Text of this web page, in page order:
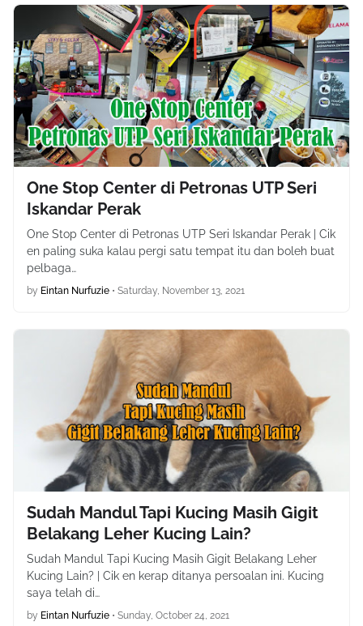
One Stop Center di Petronas UTP Seri
Iskandar Perak
One Stop Center di Petronas UTP Seri Iskandar Perak | Cik
en paling suka kalau pergi satu tempat itu dan boleh buat
pelbaga…
by Eintan Nurfuzie • Saturday, November 13, 2021
Sudah Mandul Tapi Kucing Masih Gigit
Belakang Leher Kucing Lain?
Sudah Mandul Tapi Kucing Masih Gigit Belakang Leher
Kucing Lain? | Cik en kerap ditanya persoalan ini. Kucing
saya telah di…
by Eintan Nurfuzie • Sunday, October 24, 2021